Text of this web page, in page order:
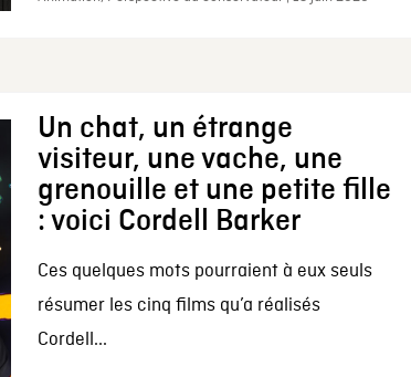
Un chat, un étrange
visiteur, une vache, une
grenouille et une petite fille
: voici Cordell Barker
Ces quelques mots pourraient à eux seuls
résumer les cinq films qu’a réalisés
Cordell...